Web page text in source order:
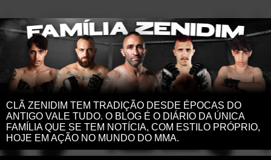
CLÃ ZENIDIM TEM TRADIÇÃO DESDE ÉPOCAS DO
ANTIGO VALE TUDO. O BLOG É O DIÁRIO DA ÚNICA
FAMÍLIA QUE SE TEM NOTÍCIA, COM ESTILO PRÓPRIO,
HOJE EM AÇÃO NO MUNDO DO MMA.